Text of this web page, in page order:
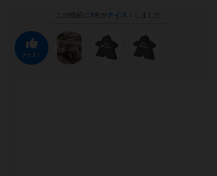
この投稿に 3名がナイス！ しました
ナイス！